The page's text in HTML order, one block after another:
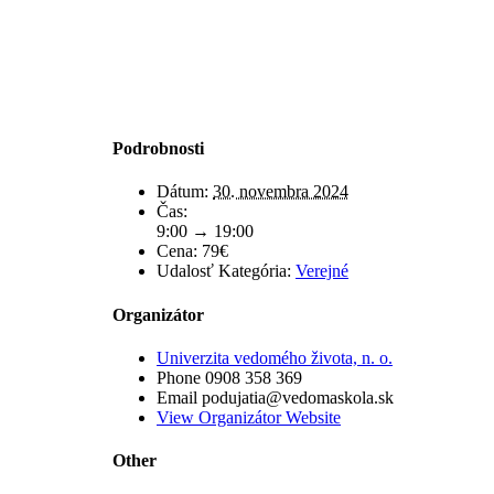
Podrobnosti
Dátum: 30. novembra 2024
Čas:
9:00 → 19:00
Cena: 79€
Udalosť Kategória: Verejné
Organizátor
Univerzita vedomého života, n. o.
Phone 0908 358 369
Email podujatia@vedomaskola.sk
View Organizátor Website
Other